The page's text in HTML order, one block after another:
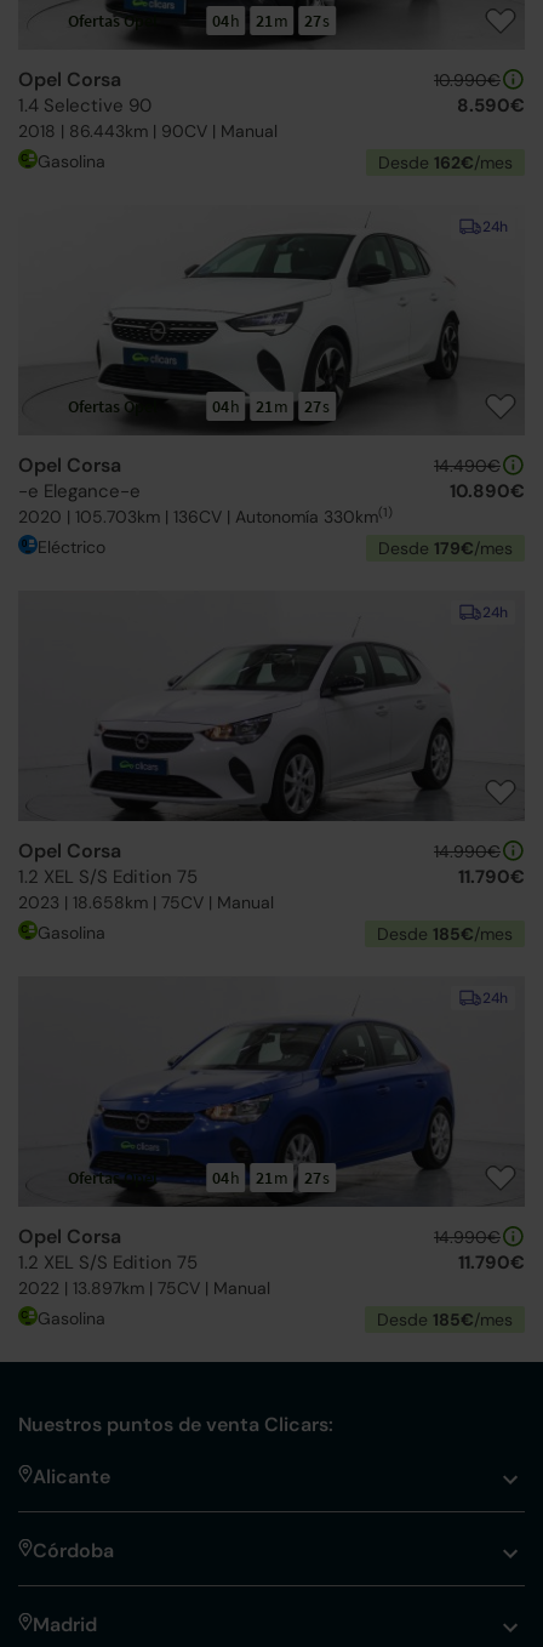
Ofertas Opel 04h 21m 26s
Opel Corsa
1.4 Selective 90
2018 | 86.443km | 90CV | Manual
10.990€
8.590€
Gasolina Desde 162€/mes
24h
Ofertas Opel 04h 21m 26s
Opel Corsa
-e Elegance-e
2020 | 105.703km | 136CV | Autonomía 330km(1)
14.490€
10.890€
Eléctrico Desde 179€/mes
24h
Opel Corsa
1.2 XEL S/S Edition 75
2023 | 18.658km | 75CV | Manual
14.990€
11.790€
Gasolina Desde 185€/mes
24h
Ofertas Opel 04h 21m 26s
Opel Corsa
1.2 XEL S/S Edition 75
2022 | 13.897km | 75CV | Manual
14.990€
11.790€
Gasolina Desde 185€/mes
Nuestros puntos de venta Clicars:
Alicante
Córdoba
Madrid